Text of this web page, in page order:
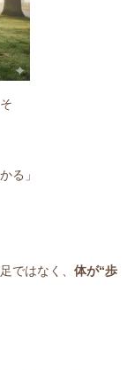
る」
ではなく、 体が“歩